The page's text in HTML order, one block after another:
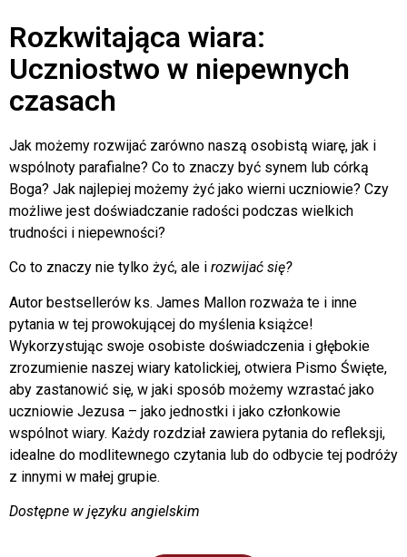
Rozkwitająca wiara:
Uczniostwo w niepewnych
czasach
Jak możemy rozwijać zarówno naszą osobistą wiarę, jak i
wspólnoty parafialne? Co to znaczy być synem lub córką
Boga? Jak najlepiej możemy żyć jako wierni uczniowie? Czy
możliwe jest doświadczanie radości podczas wielkich
trudności i niepewności?
Co to znaczy nie tylko żyć, ale i rozwijać się?
Autor bestsellerów ks. James Mallon rozważa te i inne
pytania w tej prowokującej do myślenia książce!
Wykorzystując swoje osobiste doświadczenia i głębokie
zrozumienie naszej wiary katolickiej, otwiera Pismo Święte,
aby zastanowić się, w jaki sposób możemy wzrastać jako
uczniowie Jezusa – jako jednostki i jako członkowie
wspólnot wiary. Każdy rozdział zawiera pytania do refleksji,
idealne do modlitewnego czytania lub do odbycie tej podróży
z innymi w małej grupie.
Dostępne w języku angielskim